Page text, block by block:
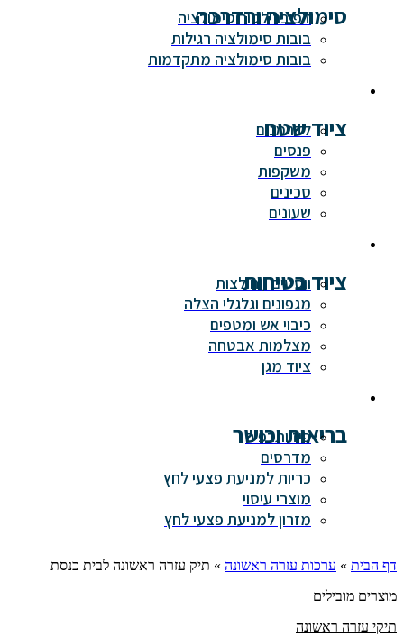
סימולציה והדרכה
דפיברילטור סימולציה
בובות סימולציה רגילות
בובות סימולציה מתקדמות
ציוד שטח
לדרמנים
פנסים
משקפות
סכינים
שעונים
ציוד בטיחות
ווסטים / חולצות
מגפונים וגלגלי הצלה
כיבוי אש ומטפים
מצלמות אבטחה
ציוד מגן
בריאות וכושר
פיזיותרפיה
מדרסים
כריות למניעת פצעי לחץ
מוצרי עיסוי
מזרון למניעת פצעי לחץ
דף הבית » ערכות עזרה ראשונה » תיק עזרה ראשונה לבית כנסת
מוצרים מובילים
תיקי עזרה ראשונה